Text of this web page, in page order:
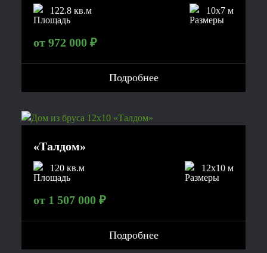
122.8 кв.м 10x7 м
от 972 000 ₽
Подробнее
«Талдом»
120 кв.м 12x10 м
от 1 507 000 ₽
Подробнее